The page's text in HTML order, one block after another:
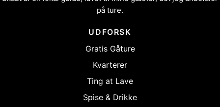
på ture.
UDFORSK
Gratis Gåture
Kvarterer
Ting at Lave
Spise & Drikke